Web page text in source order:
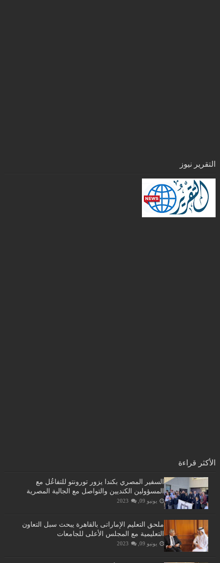
التقرير نيوز
الأكثر قراءة
السفير المصري بكندا يزور تورونتو للتفاعُل مع
المسؤولين الكنديين والتواصل مع الجالية المصرية
يونيو 09, 2023
ملحق التعليم الإماراتى بالقاهرة يبحث سبل التعاون
التعليمية مع المجلس الأعلى للجامعات
يونيو 09, 2023